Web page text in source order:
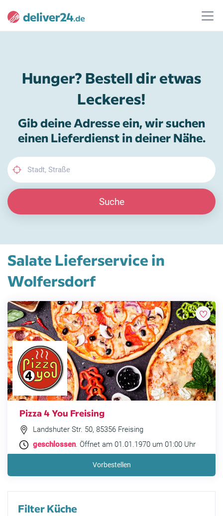
Hunger? Bestell dir etwas
Leckeres!
Gib deine Adresse ein, wir suchen
einen Lieferdienst in deiner Nähe.
Suche
Salate Lieferservice in
Wolfersdorf
Pizza 4 You Freising
Landshuter Str. 50, 85356 Freising
geschlossen. Öffnet am 01.01.1970 um 01:00 Uhr
Vorbestellen
Filter Küche